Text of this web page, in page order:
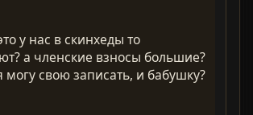
у нас в скинхеды то
а членские взносы большие?
могу свою записать, и бабушку?